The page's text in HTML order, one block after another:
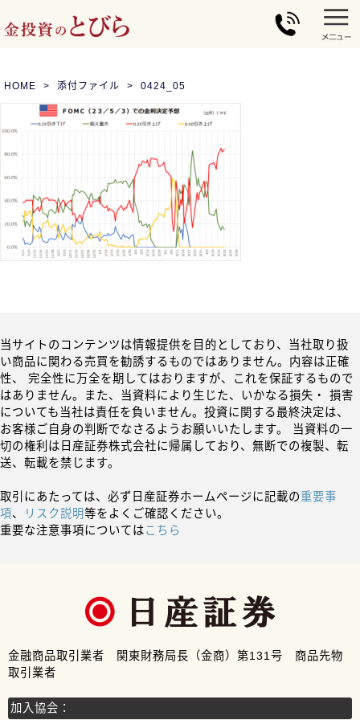
HOME 添付ファイル 0424_05
当サイトのコンテンツは情報提供を目的としており、当社取り扱
い商品に関わる売買を勧誘するものではありません。内容は正確
性、 完全性に万全を期してはおりますが、これを保証するもので
はありません。また、当資料により生じた、いかなる損失・ 損害
についても当社は責任を負いません。投資に関する最終決定は、
お客様ご自身の判断でなさるようお願いいたします。 当資料の一
切の権利は日産証券株式会社に帰属しており、無断での複製、転
送、転載を禁じます。
取引にあたっては、必ず日産証券ホームページに記載の重要事
項、 リスク説明等をよくご確認ください。
重要な注意事項についてはこちら
金融商品取引業者 関東財務局長（金商）第131号 商品先物
取引業者
加入協会：